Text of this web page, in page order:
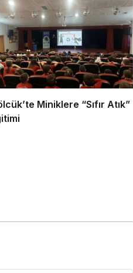
Miniklere “Sıfır Atık”